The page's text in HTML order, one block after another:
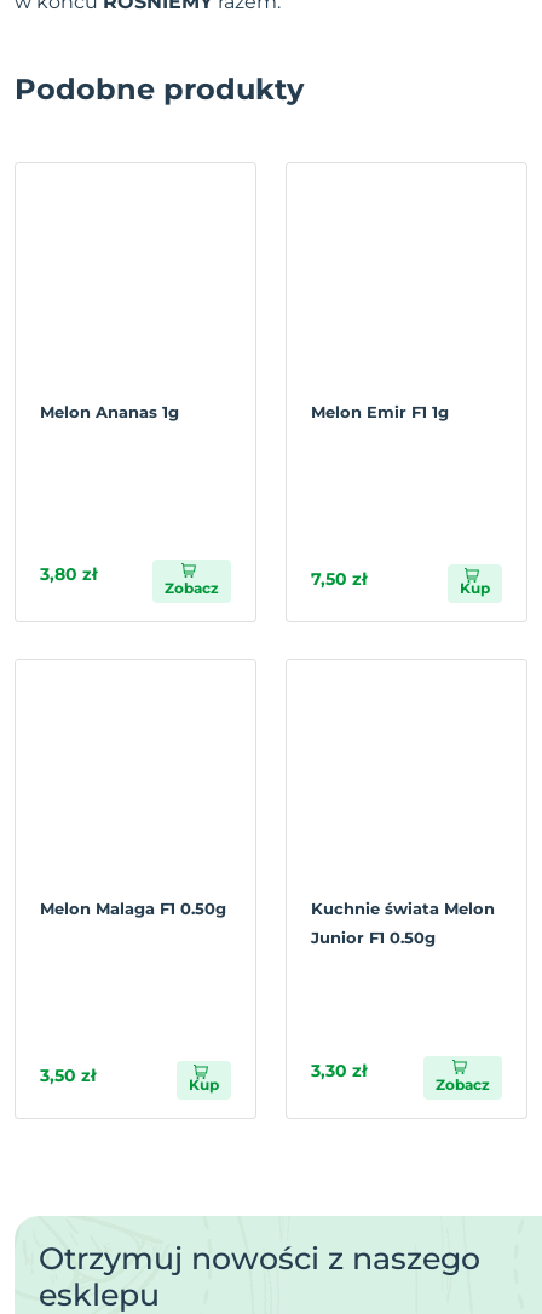
Podobne produkty
Melon Ananas 1g
3,80 zł
Zobacz
Melon Emir F1 1g
7,50 zł Kup
Melon Malaga F1 0.50g
3,50 zł Kup
Kuchnie świata Melon
Junior F1 0.50g
3,30 zł
Zobacz
Otrzymuj nowości z naszego
esklepu